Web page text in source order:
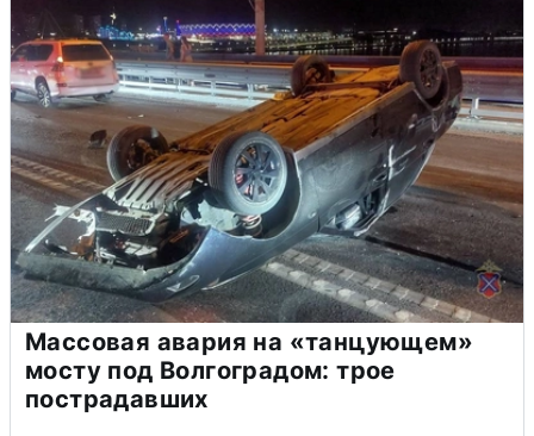
Массовая авария на «танцующем»
мосту под Волгоградом: трое
пострадавших